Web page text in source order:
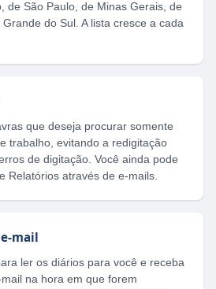
de São Paulo, de Minas Gerais, de
do Sul. A lista cresce a cada
que deseja procurar somente
trabalho, evitando a redigitação
de digitação. Você ainda pode
Relatórios através de e-mails.
mail
ler os diários para você e receba
na hora em que forem